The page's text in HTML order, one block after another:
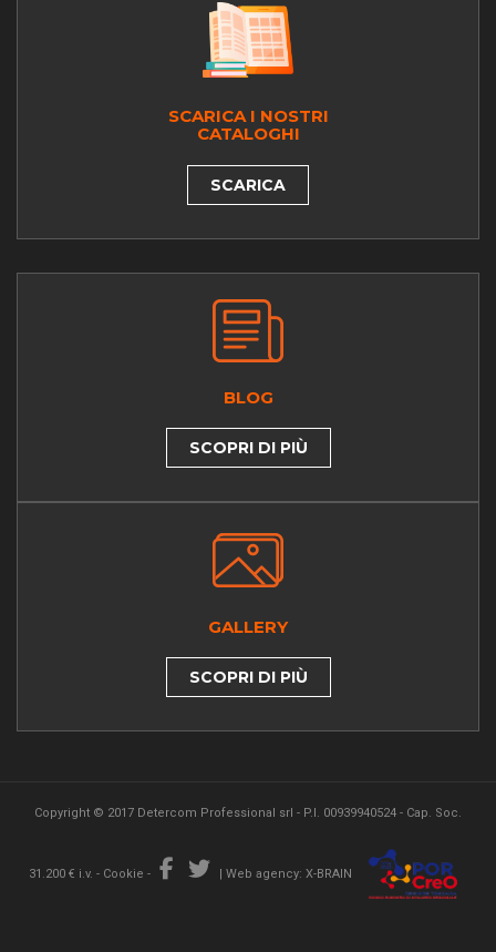
SCARICA I NOSTRI
CATALOGHI
SCARICA
BLOG
SCOPRI DI PIÙ
GALLERY
SCOPRI DI PIÙ
Copyright © 2017 Detercom Professional srl - P.I. 00939940524 - Cap. Soc.
31.200 € i.v. - Cookie - | Web agency: X-BRAIN